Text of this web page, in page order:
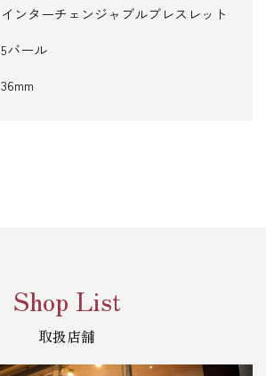
インターチェンジャブルブレスレット
5バール
36mm
Shop List
取扱店舗